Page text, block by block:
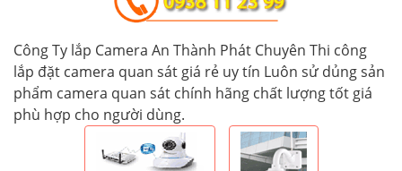
Công Ty lắp Camera An Thành Phát Chuyên Thi công
lắp đặt camera quan sát giá rẻ uy tín Luôn sử dủng sản
phẩm camera quan sát chính hãng chất lượng tốt giá
phù hợp cho người dùng.